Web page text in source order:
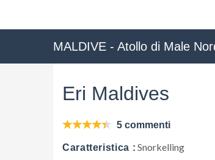
MALDIVE - Atollo di Male
Eri Maldives
5 commenti
Caratteristica : Snorkelling